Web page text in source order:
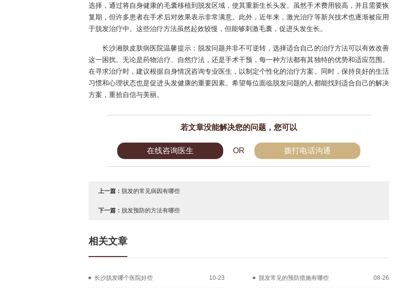
选择，通过将自身健康的毛囊移植到脱发区域，使其重新生长头发。虽然手术费用较高，并且需要恢
复期，但许多患者在手术后对效果表示非常满意。此外，近年来，激光治疗等新兴技术也逐渐被应用
于脱发治疗中。这些治疗方法虽然起效较慢，但能够刺激毛囊，促进头发生长。
长沙湘肤皮肤病医院温馨提示：脱发问题并非不可逆转，选择适合自己的治疗方法可以有效改善
这一困扰。无论是药物治疗、自然疗法，还是手术干预，每一种方法都有其独特的优势和适应范围。
在寻求治疗时，建议根据自身情况咨询专业医生，以制定个性化的治疗方案。同时，保持良好的生活
习惯和心理状态也是促进头发健康的重要因素。希望每位面临脱发问题的人都能找到适合自己的解决
方案，重拾自信与美丽。
若文章没能解决您的问题，您可以
在线咨询医生 OR 拨打电话沟通
上一篇： 脱发的常见病因有哪些
下一篇： 脱发预防的方法有哪些
相关文章
长沙脱发哪个医院好些 10-23 脱发常见的预防措施有哪些 08-26